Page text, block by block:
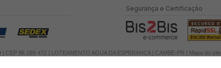
Segurança e Certificação
86.189-472 | LOTEAMENTO AGUA DA ESPERANCA | CAMBE-PR | Mapa do site